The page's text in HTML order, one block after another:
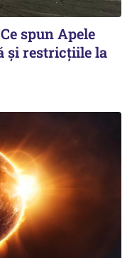
spun Apele
și restricțiile la